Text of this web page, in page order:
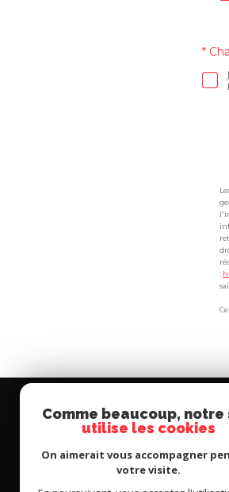
*
:
Comme beaucoup, notre
utilise les cookies
On aimerait vous accompagner
votre visite.